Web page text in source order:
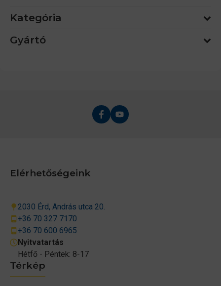
Kategória
Gyártó
Térkép
Elérhetőségeink
2030 Érd, András utca 20.
+36 70 327 7170
+36 70 600 6965
Nyitvatartás
Hétfő - Péntek: 8-17